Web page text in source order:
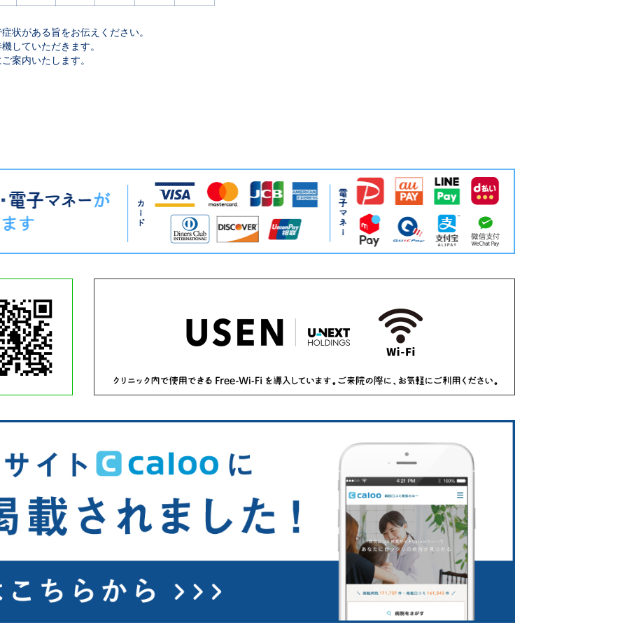
状がある旨をお伝えください。
していただきます。
案内いたします。